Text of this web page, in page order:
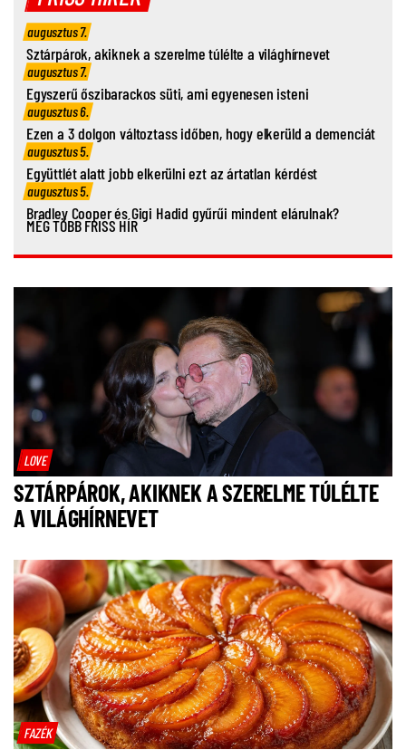
augusztus 7.
Sztárpárok, akiknek a szerelme túlélte a világhírnevet
augusztus 7.
Egyszerű őszibarackos süti, ami egyenesen isteni
augusztus 6.
Ezen a 3 dolgon változtass időben, hogy elkerüld a demenciát
augusztus 5.
Együttlét alatt jobb elkerülni ezt az ártatlan kérdést
augusztus 5.
Bradley Cooper és Gigi Hadid gyűrűi mindent elárulnak?
MÉG TÖBB FRISS HÍR
LOVE
SZTÁRPÁROK, AKIKNEK A SZERELME TÚLÉLTE
A VILÁGHÍRNEVET
FAZÉK